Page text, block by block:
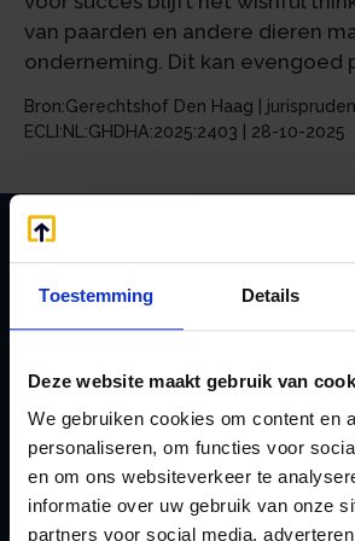
Toestemming Details
Deze website maakt gebruik van
We gebruiken cookies om content en
personaliseren, om functies voor
en om ons websiteverkeer te
informatie over uw gebruik van onze
partners voor social media,
van paarden en andere dieren
onderneming. Dit kan evengoed
Bron:Gerechtshof Den Haag |
ECLI:NL:GHDHA:2025:2403 | 28-10-2025
Zoeken
Handige links
Afkoop Stamrecht L
Lenen